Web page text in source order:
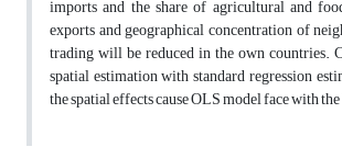
imports and the share of agricultural and
exports and geographical concentration of
trading will be reduced in the own countries.
spatial estimation with standard regression
the spatial effects cause OLS model face with